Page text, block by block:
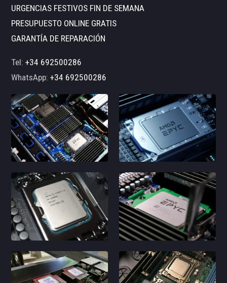
URGENCIAS FESTIVOS FIN DE SEMANA
PRESUPUESTO ONLINE GRATIS
GARANTÍA DE REPARACIÓN
Tel:+34 692500286
WhatsApp:+34 692500286